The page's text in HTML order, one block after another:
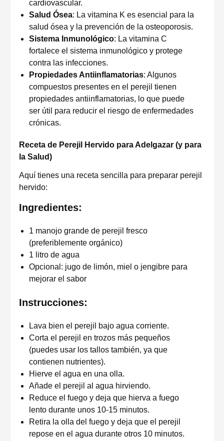
cardiovascular.
Salud Ósea: La vitamina K es esencial para la
salud ósea y la prevención de la osteoporosis.
Sistema Inmunológico: La vitamina C
fortalece el sistema inmunológico y protege
contra las infecciones.
Propiedades Antiinflamatorias: Algunos
compuestos presentes en el perejil tienen
propiedades antiinflamatorias, lo que puede
ser útil para reducir el riesgo de enfermedades
crónicas.
Receta de Perejil Hervido para Adelgazar (y para
la Salud)
Aquí tienes una receta sencilla para preparar perejil
hervido:
Ingredientes:
1 manojo grande de perejil fresco
(preferiblemente orgánico)
1 litro de agua
Opcional: jugo de limón, miel o jengibre para
mejorar el sabor
Instrucciones:
Lava bien el perejil bajo agua corriente.
Corta el perejil en trozos más pequeños
(puedes usar los tallos también, ya que
contienen nutrientes).
Hierve el agua en una olla.
Añade el perejil al agua hirviendo.
Reduce el fuego y deja que hierva a fuego
lento durante unos 10-15 minutos.
Retira la olla del fuego y deja que el perejil
repose en el agua durante otros 10 minutos.